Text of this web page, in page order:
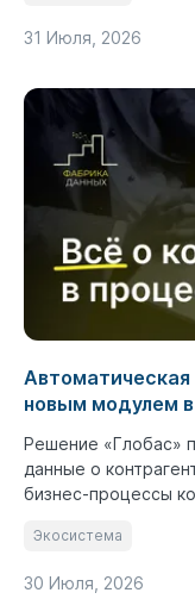
31 Июля, 2026
Автоматическая
новым модулем
Решение «Глобас»
данные о
бизнес-процессы
Экосистема
30 Июля, 2026